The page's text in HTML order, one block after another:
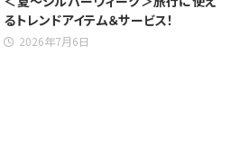
るトレンドアイテム＆サービス！
2026年7月6日